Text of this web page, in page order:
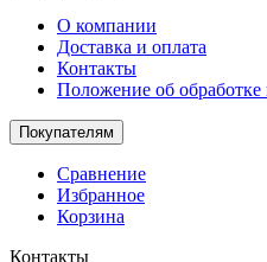
О компании
Доставка и оплата
Контакты
Положение об
Покупателям
Сравнение
Избранное
Корзина
Контакты